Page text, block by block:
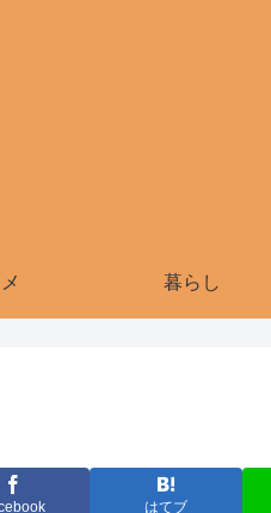
暮らし
はてブ